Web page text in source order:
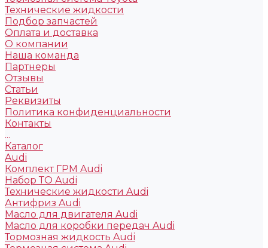
Технические жидкости
Подбор запчастей
Оплата и доставка
О компании
Наша команда
Партнеры
Отзывы
Статьи
Реквизиты
Политика конфиденциальности
Контакты
...
Каталог
Audi
Комплект ГРМ Audi
Набор ТО Audi
Технические жидкости Audi
Антифриз Audi
Масло для двигателя Audi
Масло для коробки передач Audi
Тормозная жидкость Audi